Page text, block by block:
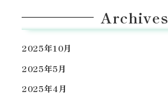
Archives
2025年10月
2025年5月
2025年4月